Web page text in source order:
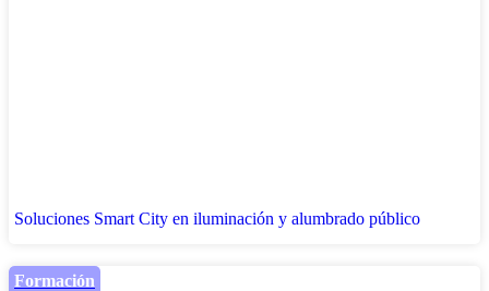
Soluciones Smart City en iluminación y alumbrado público
Formación